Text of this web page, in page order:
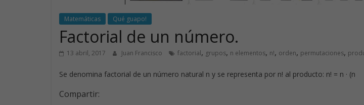
Matemáticas Qué guapo!
Factorial de un número.
13 abril, 2017 Juan Francisco factorial, grupos, n elementos, n!, orden, permutaciones,
Se denomina factorial de un número natural n y se representa por n! al producto: n! = n · (n
Compartir: